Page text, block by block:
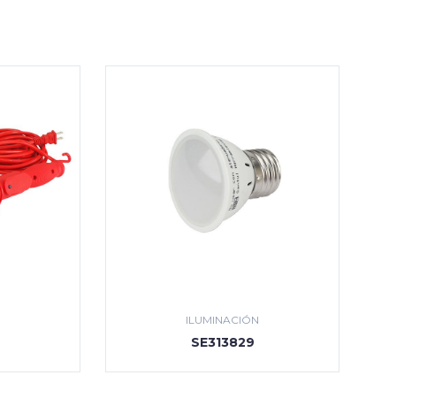
ILUMINACIÓN
SE313829